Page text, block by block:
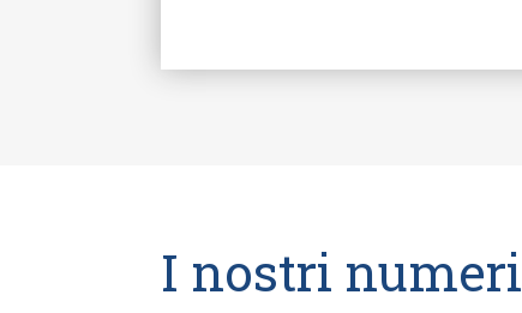
I nostri numeri